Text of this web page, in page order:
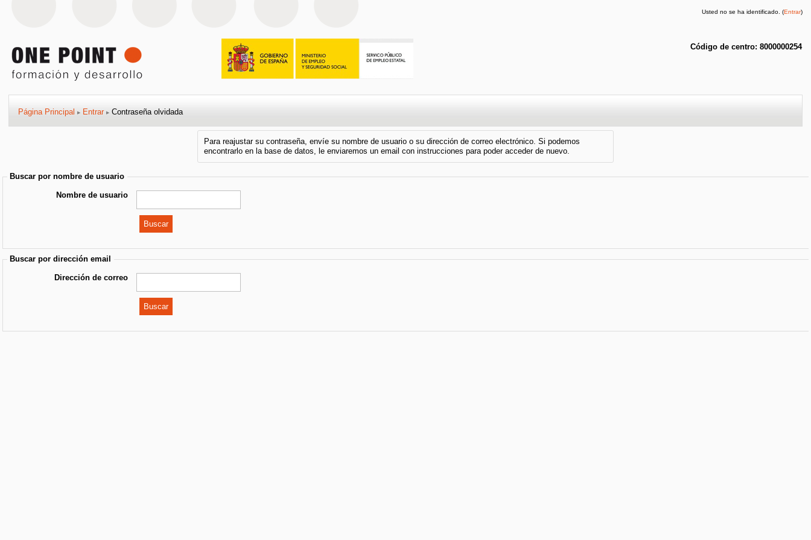
Código de centro: 8000000254
Usted no se ha identificado. (Entrar)
Página Principal ▶ Entrar ▶ Contraseña olvidada
Para reajustar su contraseña, envíe su nombre de usuario o su dirección de correo electrónico. Si podemos
encontrarlo en la base de datos, le enviaremos un email con instrucciones para poder acceder de nuevo.
Buscar por nombre de usuario
Nombre de usuario
Buscar por dirección email
Dirección de correo